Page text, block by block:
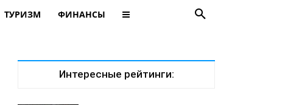
ТУРИЗМ ФИНАНСЫ
Интересные рейтинги: